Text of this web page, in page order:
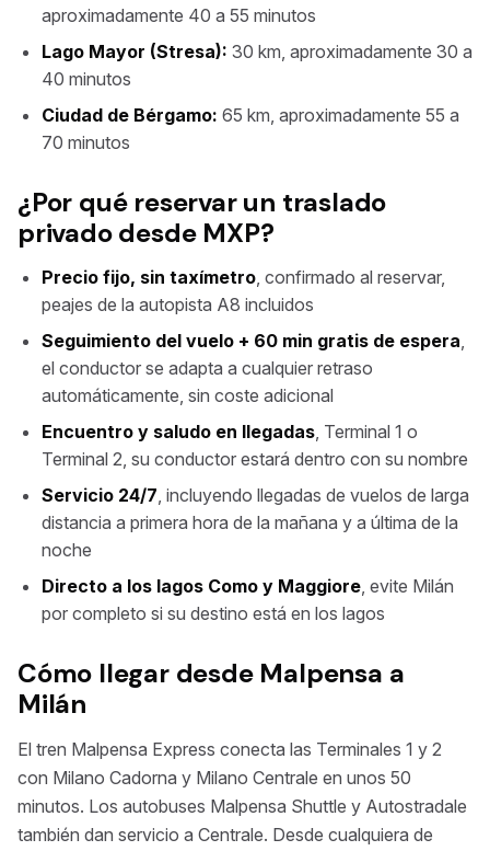
aproximadamente 40 a 55 minutos
Lago Mayor (Stresa): 30 km, aproximadamente 30 a
40 minutos
Ciudad de Bérgamo: 65 km, aproximadamente 55 a
70 minutos
¿Por qué reservar un traslado
privado desde MXP?
Precio fijo, sin taxímetro, confirmado al reservar,
peajes de la autopista A8 incluidos
Seguimiento del vuelo + 60 min gratis de espera,
el conductor se adapta a cualquier retraso
automáticamente, sin coste adicional
Encuentro y saludo en llegadas, Terminal 1 o
Terminal 2, su conductor estará dentro con su nombre
Servicio 24/7, incluyendo llegadas de vuelos de larga
distancia a primera hora de la mañana y a última de la
noche
Directo a los lagos Como y Maggiore, evite Milán
por completo si su destino está en los lagos
Cómo llegar desde Malpensa a
Milán
El tren Malpensa Express conecta las Terminales 1 y 2
con Milano Cadorna y Milano Centrale en unos 50
minutos. Los autobuses Malpensa Shuttle y Autostradale
también dan servicio a Centrale. Desde cualquiera de